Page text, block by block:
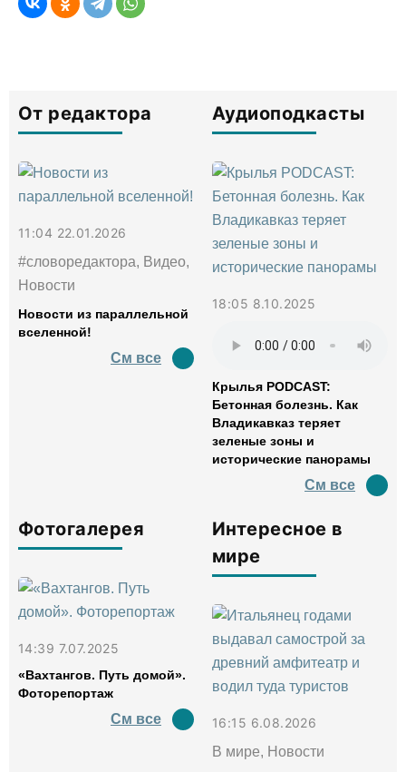
От редактора
11:04 22.01.2026
#словоредактора, Видео,
Новости
Новости из параллельной
вселенной!
См все
Аудиоподкасты
18:05 8.10.2025
Крылья PODCAST:
Бетонная болезнь. Как
Владикавказ теряет
зеленые зоны и
исторические панорамы
См все
Фотогалерея
14:39 7.07.2025
«Вахтангов. Путь домой».
Фоторепортаж
См все
Интересное в
мире
16:15 6.08.2026
В мире, Новости